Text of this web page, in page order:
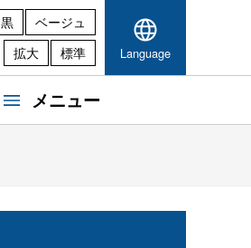
黒
ベージュ
拡大 標準 Language
メニュー